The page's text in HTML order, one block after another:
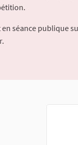
séance publique